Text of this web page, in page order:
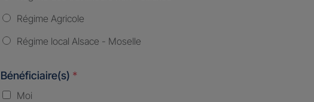
Régime Agricole
Régime local Alsace - Moselle
Bénéficiaire(s) *
Moi